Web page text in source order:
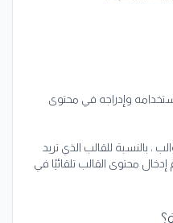
وإدراجه في محتوى
، بالنسبة للقالب الذي تريد
إدخال محتوى القالب تلقائيًا في